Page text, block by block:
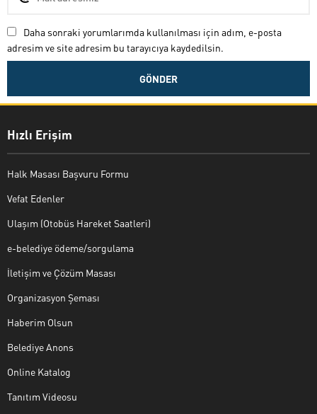
Daha sonraki yorumlarımda kullanılması için adım, e-posta
adresim ve site adresim bu tarayıcıya kaydedilsin.
Hızlı Erişim
Halk Masası Başvuru Formu
Vefat Edenler
Ulaşım (Otobüs Hareket Saatleri)
e-belediye ödeme/sorgulama
İletişim ve Çözüm Masası
Organizasyon Şeması
Haberim Olsun
Belediye Anons
Online Katalog
Tanıtım Videosu